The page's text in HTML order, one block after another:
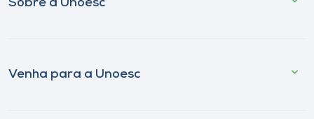
Sobre a Unoesc
Venha para a Unoesc